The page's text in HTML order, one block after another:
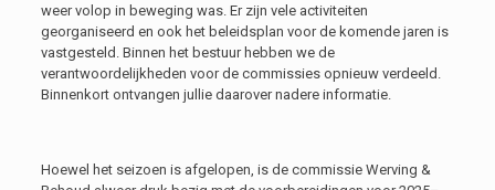
weer volop in beweging was. Er zijn vele activiteiten
georganiseerd en ook het beleidsplan voor de komende jaren is
vastgesteld. Binnen het bestuur hebben we de
verantwoordelijkheden voor de commissies opnieuw verdeeld.
Binnenkort ontvangen jullie daarover nadere informatie.
Hoewel het seizoen is afgelopen, is de commissie Werving &